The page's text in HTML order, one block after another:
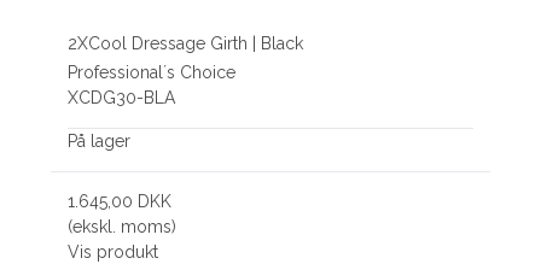
2XCool Dressage Girth | Black
Professional´s Choice
XCDG30-BLA
På lager
1.645,00 DKK
(ekskl. moms)
Vis produkt